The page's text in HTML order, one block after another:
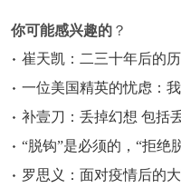
你可能感兴趣的 ？
崔天凯：二三十年后的
一位美国精英的忧虑：
补壹刀：丢掉幻想 包括
“脱钩”是必须的，“拒绝
罗思义：面对疫情后的